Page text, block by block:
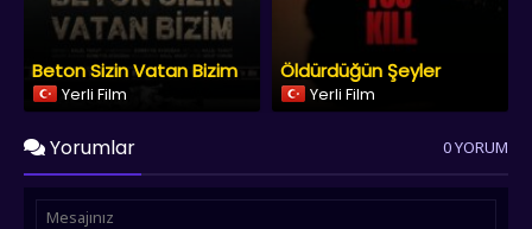
Beton Sizin Vatan Bizim
Yerli Film
Öldürdüğün Şeyler
Yerli Film
Yorumlar 0 YORUM